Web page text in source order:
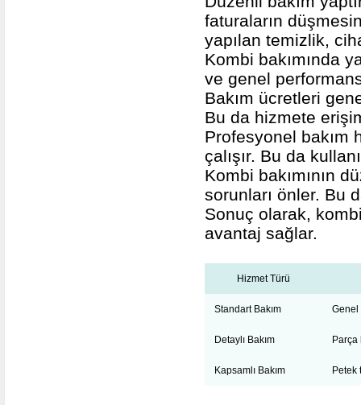
faturaların
yapılan temizlik,
Kombi bakımında
ve genel
Bakım ücretleri
Bu da hizmete
Profesyonel bakım
çalışır. Bu da
Kombi bakımının
sorunları önler. Bu
Sonuç olarak,
avantaj sağlar.
Hizmet Türü
Standart Bakım Genel
Detaylı Bakım Parça
Kapsamlı Bakım Petek